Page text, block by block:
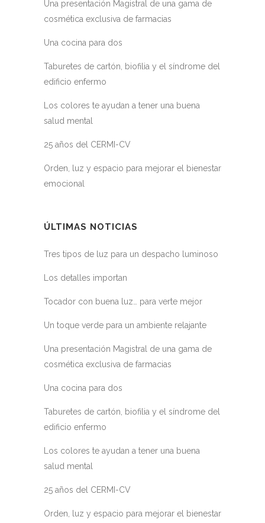
Una presentación Magistral de una gama de
cosmética exclusiva de farmacias
Una cocina para dos
Taburetes de cartón, biofilia y el síndrome del
edificio enfermo
Los colores te ayudan a tener una buena
salud mental
25 años del CERMI-CV
Orden, luz y espacio para mejorar el bienestar
emocional
ÚLTIMAS NOTICIAS
Tres tipos de luz para un despacho luminoso
Los detalles importan
Tocador con buena luz… para verte mejor
Un toque verde para un ambiente relajante
Una presentación Magistral de una gama de
cosmética exclusiva de farmacias
Una cocina para dos
Taburetes de cartón, biofilia y el síndrome del
edificio enfermo
Los colores te ayudan a tener una buena
salud mental
25 años del CERMI-CV
Orden, luz y espacio para mejorar el bienestar